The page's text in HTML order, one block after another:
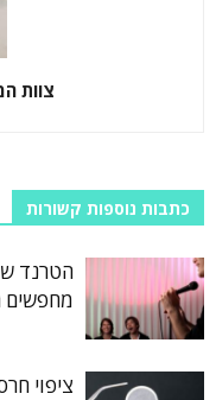
צוות
כתבות נוספות קשורות
הטרנד
מחפשים
ציפוי